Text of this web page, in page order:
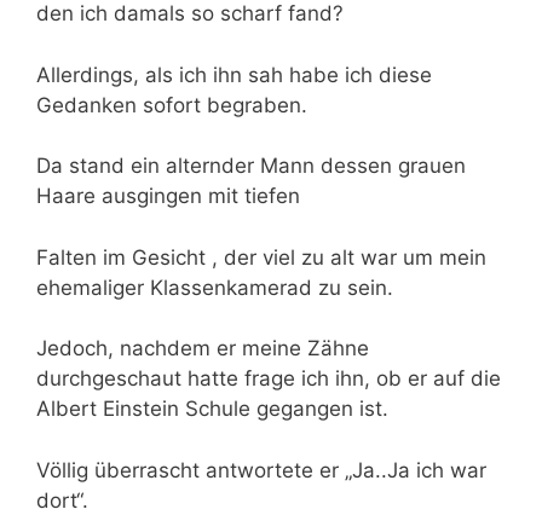
den ich damals so scharf fand?
Allerdings, als ich ihn sah habe ich diese
Gedanken sofort begraben.
Da stand ein alternder Mann dessen grauen
Haare ausgingen mit tiefen
Falten im Gesicht , der viel zu alt war um mein
ehemaliger Klassenkamerad zu sein.
Jedoch, nachdem er meine Zähne
durchgeschaut hatte frage ich ihn, ob er auf die
Albert Einstein Schule gegangen ist.
Völlig überrascht antwortete er „Ja..Ja ich war
dort“.